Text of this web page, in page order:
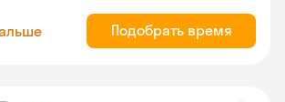
Подобрать время